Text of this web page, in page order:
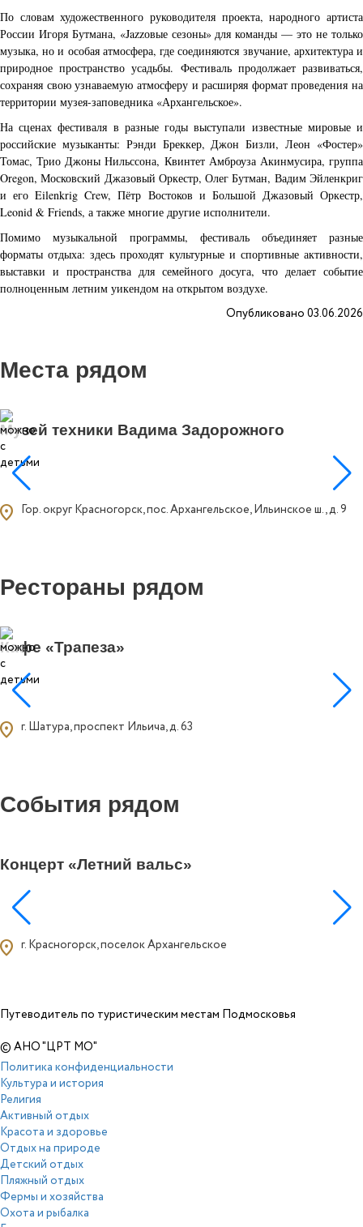
По словам художественного руководителя проекта, народного артиста
России Игоря Бутмана, «Jazzовые сезоны» для команды — это не только
музыка, но и особая атмосфера, где соединяются звучание, архитектура и
природное пространство усадьбы. Фестиваль продолжает развиваться,
сохраняя свою узнаваемую атмосферу и расширяя формат проведения на
территории музея-заповедника «Архангельское».
На сценах фестиваля в разные годы выступали известные мировые и
российские музыканты: Рэнди Бреккер, Джон Бизли, Леон «Фостер»
Томас, Трио Джоны Нильссона, Квинтет Амброуза Акинмусира, группа
Oregon, Московский Джазовый Оркестр, Олег Бутман, Вадим Эйленкриг
и его Eilenkrig Crew, Пётр Востоков и Большой Джазовый Оркестр,
Leonid & Friends, а также многие другие исполнители.
Помимо музыкальной программы, фестиваль объединяет разные
форматы отдыха: здесь проходят культурные и спортивные активности,
выставки и пространства для семейного досуга, что делает событие
полноценным летним уикендом на открытом воздухе.
Опубликовано 03.06.2026
Места рядом
Музей техники Вадима Задорожного
Гор. округ Красногорск, пос. Архангельское, Ильинское ш., д. 9
Рестораны рядом
Кафе «Трапеза»
г. Шатура, проспект Ильича, д. 63
События рядом
Концерт «Летний вальс»
г. Красногорск, поселок Архангельское
Путеводитель по туристическим местам Подмосковья
© АНО "ЦРТ МО"
Политика конфиденциальности
Культура и история
Религия
Активный отдых
Красота и здоровье
Отдых на природе
Детский отдых
Пляжный отдых
Фермы и хозяйства
Охота и рыбалка